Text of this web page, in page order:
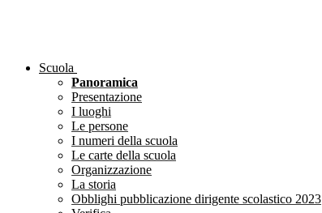
Scuola
Panoramica
Presentazione
I luoghi
Le persone
I numeri della scuola
Le carte della scuola
Organizzazione
La storia
Obblighi pubblicazione dirigente scolastico 2023